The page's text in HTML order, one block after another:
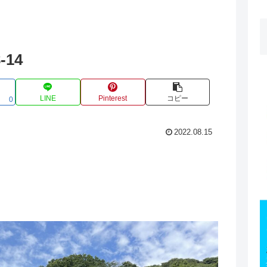
14
0 LINE Pinterest コピー
2022.08.15